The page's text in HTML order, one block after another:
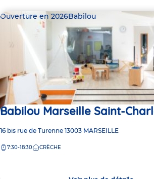
Ouverture en 2026Babilou
Babilou Marseille Saint-
Adresse
la
16 bis rue de Turenne 13003 MARSEILLE
7:30-18:30 CRÈCHE